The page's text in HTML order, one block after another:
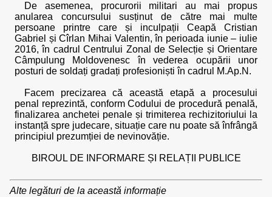
De asemenea, procurorii militari au mai propus
anularea concursului susținut de către mai multe
persoane printre care și inculpații Ceapă Cristian
Gabriel și Cîrlan Mihai Valentin, în perioada iunie – iulie
2016, în cadrul Centrului Zonal de Selecție și Orientare
Câmpulung Moldovenesc în vederea ocupării unor
posturi de soldați gradați profesioniști în cadrul M.Ap.N.
Facem precizarea că această etapă a procesului
penal reprezintă, conform Codului de procedură penală,
finalizarea anchetei penale și trimiterea rechizitoriului la
instanță spre judecare, situație care nu poate să înfrângă
principiul prezumției de nevinovăție.
BIROUL DE INFORMARE ȘI RELAȚII PUBLICE
Alte legături de la această informație